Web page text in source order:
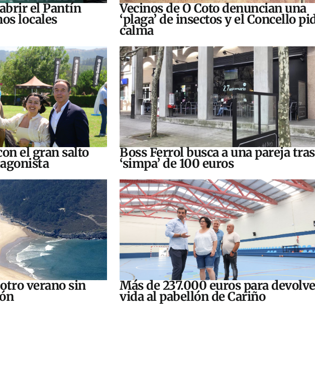
el Pantín
locales
Vecinos de O Coto denuncian una
‘plaga’ de insectos y el Concello
calma
el gran salto Boss Ferrol busca a una pareja
‘simpa’ de 100 euros
verano sin Más de 237.000 euros para
vida al pabellón de Cariño